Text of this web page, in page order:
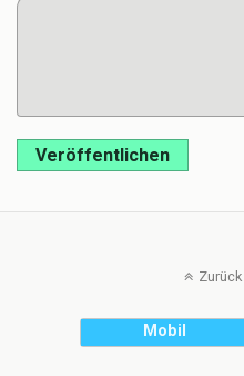
Veröffentlichen
Mobil